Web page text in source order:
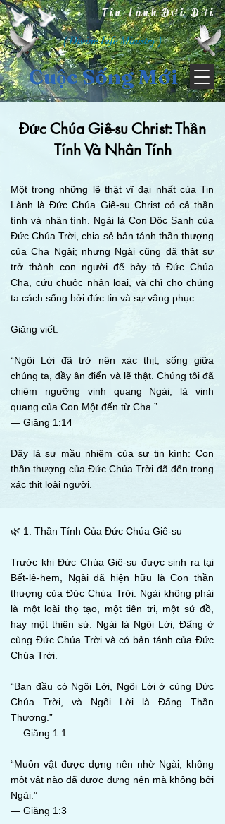
Tin Lành Đời Đời
( Divine Life Ministry )
Cuộc Sống Mới
Đức Chúa Giê-su Christ: Thần
Tính Và Nhân Tính
Một trong những lẽ thật vĩ đại nhất của Tin
Lành là Đức Chúa Giê-su Christ có cả thần
tính và nhân tính. Ngài là Con Độc Sanh của
Đức Chúa Trời, chia sẻ bản tánh thần thượng
của Cha Ngài; nhưng Ngài cũng đã thật sự
trở thành con người để bày tỏ Đức Chúa
Cha, cứu chuộc nhân loại, và chỉ cho chúng
ta cách sống bởi đức tin và sự vâng phục.
Giăng viết:
“Ngôi Lời đã trở nên xác thịt, sống giữa
chúng ta, đầy ân điển và lẽ thật. Chúng tôi đã
chiêm ngưỡng vinh quang Ngài, là vinh
quang của Con Một đến từ Cha.”
— Giăng 1:14
Đây là sự mầu nhiệm của sự tin kính: Con
thần thượng của Đức Chúa Trời đã đến trong
xác thịt loài người.
🌿 1. Thần Tính Của Đức Chúa Giê-su
Trước khi Đức Chúa Giê-su được sinh ra tại
Bết-lê-hem, Ngài đã hiện hữu là Con thần
thượng của Đức Chúa Trời. Ngài không phải
là một loài thọ tạo, một tiên tri, một sứ đồ,
hay một thiên sứ. Ngài là Ngôi Lời, Đấng ở
cùng Đức Chúa Trời và có bản tánh của Đức
Chúa Trời.
“Ban đầu có Ngôi Lời, Ngôi Lời ở cùng Đức
Chúa Trời, và Ngôi Lời là Đấng Thần
Thượng.”
— Giăng 1:1
“Muôn vật được dựng nên nhờ Ngài; không
một vật nào đã được dựng nên mà không bởi
Ngài.”
— Giăng 1:3